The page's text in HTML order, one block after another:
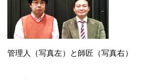
管理人（写真左）と師匠（写真右）